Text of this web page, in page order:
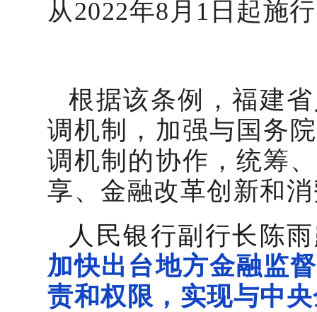
从2022年8月1日起施
根据该条例，福建
调机制，加强与国务
调机制的协作，统筹
享、金融改革创新和
人民银行副行长陈
加快出台地方金融监
责和权限，实现与中